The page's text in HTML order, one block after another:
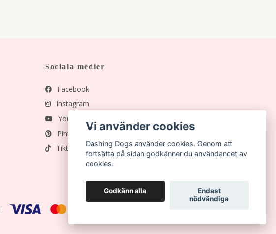
Sociala medier
Facebook
Instagram
YouTube
Pinterest
Tiktok
Vi använder cookies
Dashing Dogs använder cookies. Genom att
fortsätta på sidan godkänner du användandet av
cookies.
Godkänn alla
Endast
nödvändiga